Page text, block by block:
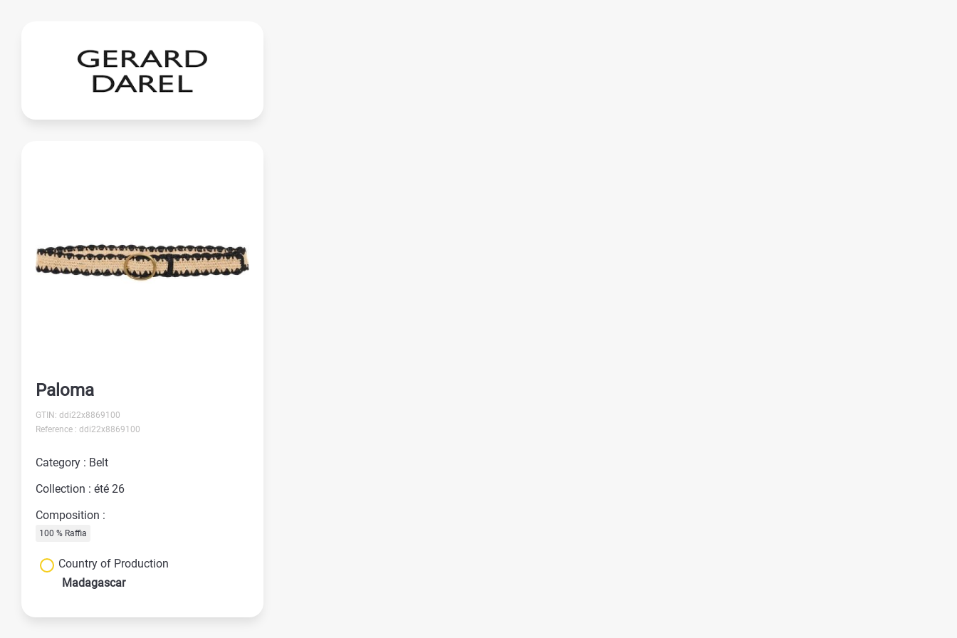
Paloma
GTIN: ddi22x8869100
Reference : ddi22x8869100
Category : Belt
Collection : été 26
Composition :
100 % Raffia
Country of Production
Madagascar